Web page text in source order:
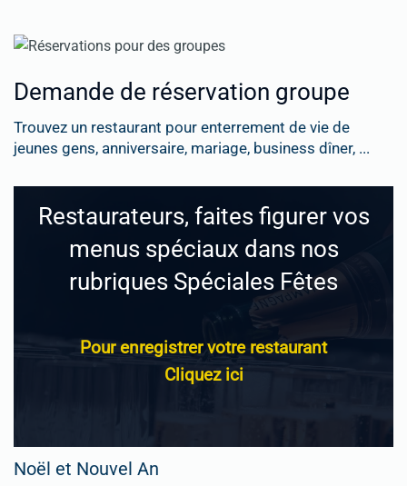
Demande de réservation groupe
Trouvez un restaurant pour enterrement de vie de
jeunes gens, anniversaire, mariage, business dîner, ...
Restaurateurs, faites figurer vos
menus spéciaux dans nos
rubriques Spéciales Fêtes
Pour enregistrer votre restaurant
Cliquez ici
Noël et Nouvel An